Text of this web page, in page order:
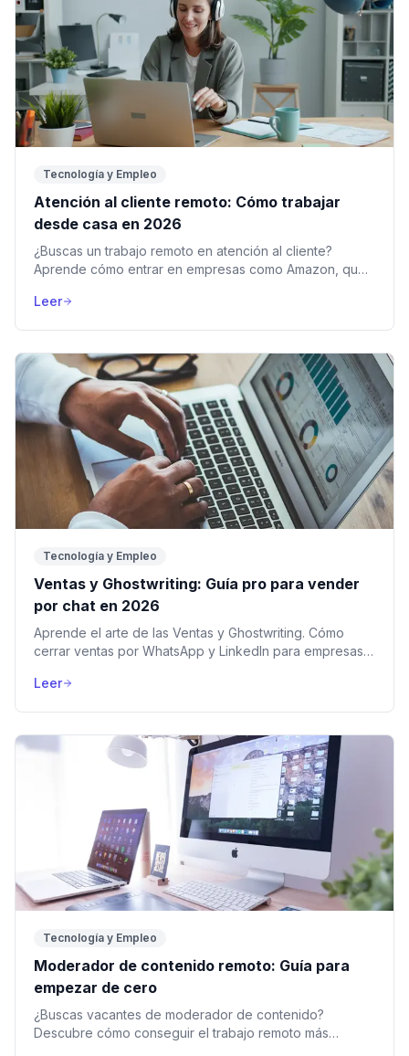
Tecnología y Empleo
Atención al cliente remoto: Cómo trabajar
desde casa en 2026
¿Buscas un trabajo remoto en atención al cliente?
Aprende cómo entrar en empresas como Amazon, qué
Leer
Tecnología y Empleo
Ventas y Ghostwriting: Guía pro para vender
por chat en 2026
Aprende el arte de las Ventas y Ghostwriting. Cómo
cerrar ventas por WhatsApp y LinkedIn para empresas
Leer
Tecnología y Empleo
Moderador de contenido remoto: Guía para
empezar de cero
¿Buscas vacantes de moderador de contenido?
Descubre cómo conseguir el trabajo remoto más